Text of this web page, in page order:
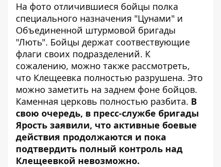
На фото отличившиеся бойцы полка
специального назначения "Цунами" и
Объединенной штурмовой бригады
"Лють". Бойцы держат соотвествующие
флаги своих подразделений. К
сожалению, можно также рассмотреть,
что Клещеевка полностью разрушена. Это
можно заметить на заднем фоне бойцов.
Каменная церковь полностью разбита. В
свою очередь, в пресс-службе бригады
Ярость заявили, что активные боевые
действия продолжаются и пока
подтвердить полный контроль над
Клещеевкой невозможно.